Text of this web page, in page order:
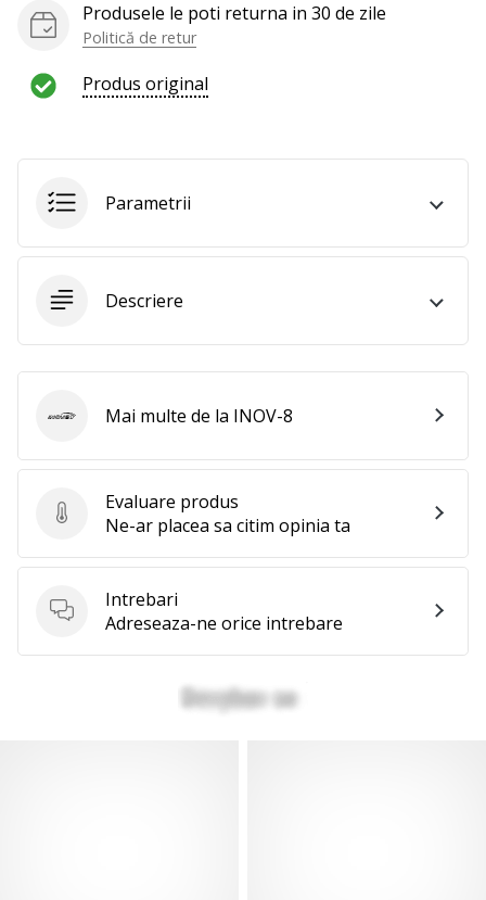
Produsele le poti returna in 30 de zile
Politică de retur
Produs original
Parametrii
Descriere
Evaluare produs
Evaluare produs
Ne-ar placea sa citim opinia ta
Intrebari
Intrebari
Adreseaza-ne orice intrebare
INOV-8Mai multe de la INOV-8